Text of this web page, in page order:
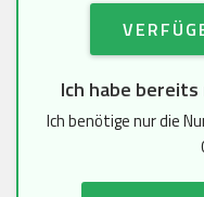
Ich habe
Ich benötige nur die